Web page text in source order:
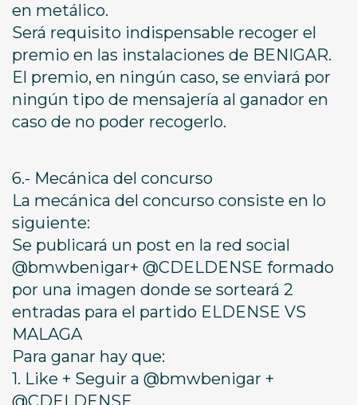
en metálico.
Será requisito indispensable recoger el
premio en las instalaciones de BENIGAR.
El premio, en ningún caso, se enviará por
ningún tipo de mensajería al ganador en
caso de no poder recogerlo.
6.- Mecánica del concurso
La mecánica del concurso consiste en lo
siguiente:
Se publicará un post en la red social
@bmwbenigar+ @CDELDENSE formado
por una imagen donde se sorteará 2
entradas para el partido ELDENSE VS
MALAGA
Para ganar hay que:
1. Like + Seguir a @bmwbenigar +